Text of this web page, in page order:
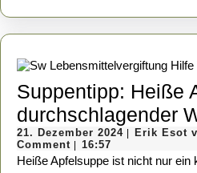
Suppentipp: Heiße
durchschlagender
21. Dezember 202421.
2024
Erik Esot
Comment
16:57
Heiße Apfelsuppe ist nicht nur ein köstlicher Genuss, sondern